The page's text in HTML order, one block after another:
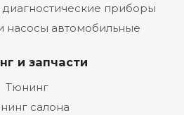
приборы
насосы автомобильные
и запчасти
Тюнинг
салона